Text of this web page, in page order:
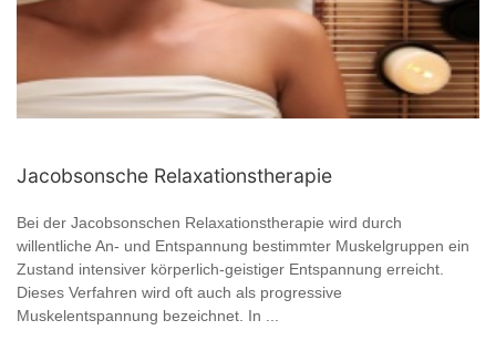
Jacobsonsche Relaxationstherapie
Bei der Jacobsonschen Relaxationstherapie wird durch
willentliche An- und Entspannung bestimmter Muskelgruppen ein
Zustand intensiver körperlich-geistiger Entspannung erreicht.
Dieses Verfahren wird oft auch als progressive
Muskelentspannung bezeichnet. In ...